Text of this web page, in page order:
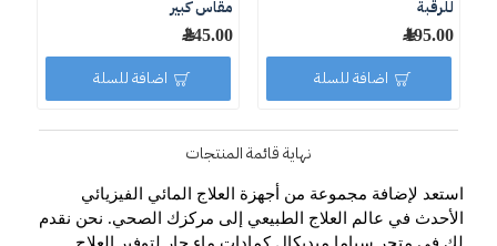
استعد لإضافة مجموعة من أجهزة العلاج المائي الفيزيائي
الأحدث في عالم العلاج الطبيعي إلى مركزك الصحي. نحن نقدم
لك في متجر سباما ميديكال كمادات ماء حار لتوفير العلاج
للرقبة
195.00 ﷼
اضافة للسلة
مقاس كبير
245.00 ﷼
اضافة للسلة
نهاية قائمة المنتجات